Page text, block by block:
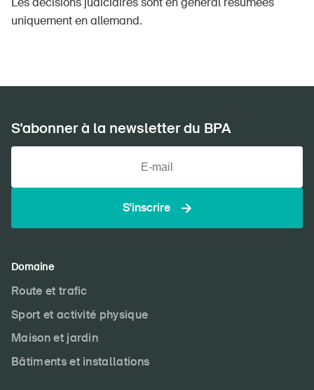
uniquement en allemand.
S'abonner à la newsletter du BPA
S'inscrire
Domaine
Route et trafic
Sport et activité physique
Maison et jardin
Bâtiments et installations